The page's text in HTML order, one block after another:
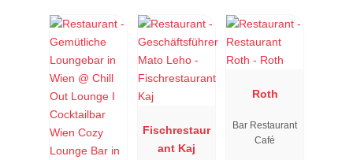
Fischrestaur
ant Kaj
Roth
Bar Restaurant
Café